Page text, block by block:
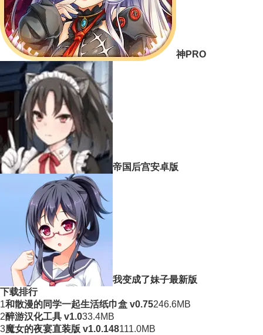
神PRO
帝国后宫安卓版
我变成了妹子最新版
下载排行
1和散漫的同学一起生活纸巾盒 v0.75246.6MB
2醉游汉化工具 v1.033.4MB
3魔女的夜宴直装版 v1.0.148111.0MB